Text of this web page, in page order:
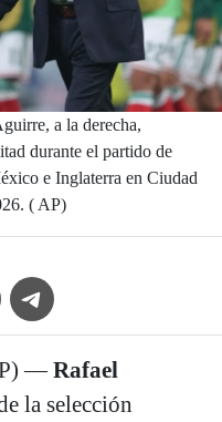
a la derecha,
durante el partido de
e Inglaterra en Ciudad
( AP)
Icon
Telegram Icon
—Rafael
la selección